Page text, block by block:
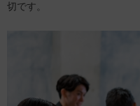
切です。